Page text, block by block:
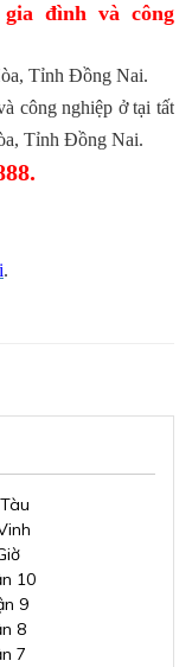
đình và công
Tỉnh Đồng Nai.
công nghiệp ở tại tất
Tỉnh Đồng Nai.
.
10
9
8
7